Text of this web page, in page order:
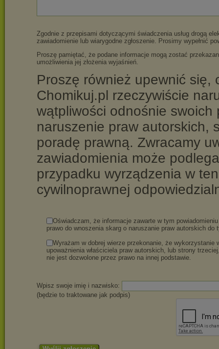
Zgodnie z przepisami dotyczącymi świadczenia usług drogą
zawiadomienie lub wiarygodne zgłoszenie. Prosimy wypełnić
Proszę pamiętać, że podane informacje mogą zostać
umożliwienia jej złożenia wyjaśnień.
Proszę również upewnić się,
Chomikuj.pl rzeczywiście
wątpliwości odnośnie swoich
naruszenie praw autorskich,
poradę prawną. Zwracamy
zawiadomienia może
przypadku wyrządzenia w
cywilnoprawnej
Oświadczam, że informacje zawarte w tym
prawo do wnoszenia skarg o naruszanie praw autorskich do
Wyrażam w dobrej wierze przekonanie, że wykorzystanie
upoważnienia właściciela praw autorskich, lub strony
nie jest dozwolone przez prawo na innej podstawie.
Wpisz swoje imię i nazwisko:
(będzie to traktowane jak podpis)